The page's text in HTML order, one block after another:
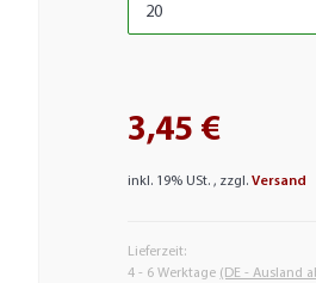
3,45 €
inkl. 19% USt. , zzgl.Versand
Lieferzeit:
4 - 6 Werktage (DE - Ausland